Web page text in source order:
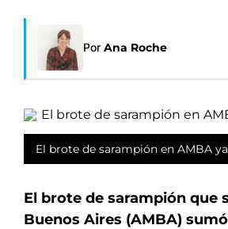
Por Ana Roche
El brote de sarampión en AMBA
El brote de sarampión que
Buenos Aires (AMBA)